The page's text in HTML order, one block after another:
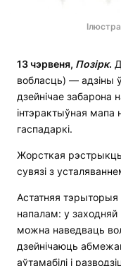
13 чэрвеня, Позірк.
вобласць) — адзіны
дзейнічае забарона
інтэрактыўная мапа
гаспадаркі.
Жорсткая
сувязі з
Астатняя тэрыторыя
напалам: у
можна наведваць
дзейнічаюць
аўтамабілі і